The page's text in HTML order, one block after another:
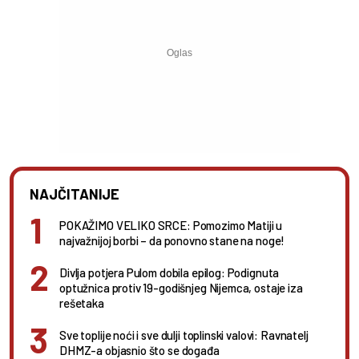
NAJČITANIJE
POKAŽIMO VELIKO SRCE: Pomozimo Matiji u
najvažnijoj borbi – da ponovno stane na noge!
Divlja potjera Pulom dobila epilog: Podignuta
optužnica protiv 19-godišnjeg Nijemca, ostaje iza
rešetaka
Sve toplije noći i sve dulji toplinski valovi: Ravnatelj
DHMZ-a objasnio što se događa